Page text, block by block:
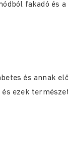
fakadó és
és annak
ezek